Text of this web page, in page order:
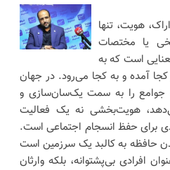
هویت، تنها
یا مختصات
است که به
آمده و به کجا می‌رود. در جهان
جوامع را به سمت یک‌سان‌سازی و
هویت‌بخشی نه یک فعالیت
برای حفظ انسجام اجتماعی است.
حافظه به کالبد یک سرزمین است
افرادی بی‌پشتوانه، بلکه وارثان